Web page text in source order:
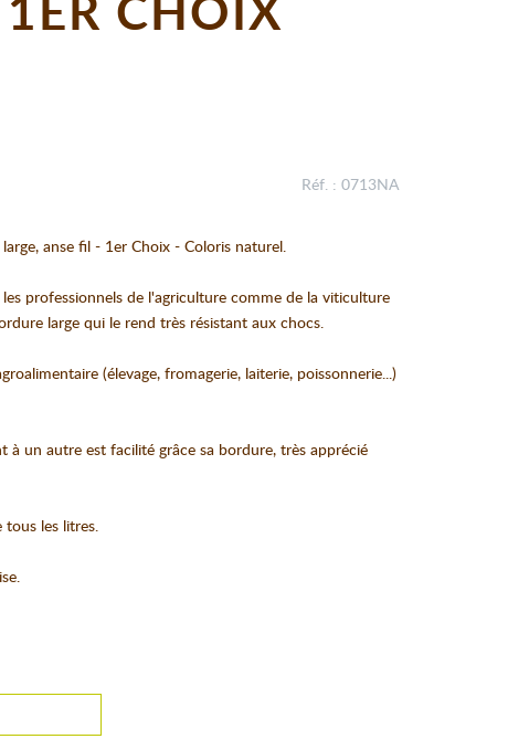
CHOIX
Réf. : 0713NA
anse fil - 1er Choix - Coloris naturel.
professionnels de l'agriculture comme de la viticulture
large qui le rend très résistant aux chocs.
(élevage, fromagerie, laiterie, poissonnerie...)
à un autre est facilité grâce sa bordure, très apprécié
les litres.